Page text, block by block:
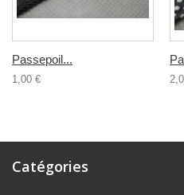
Passepoil...
1,00 €
Catégories